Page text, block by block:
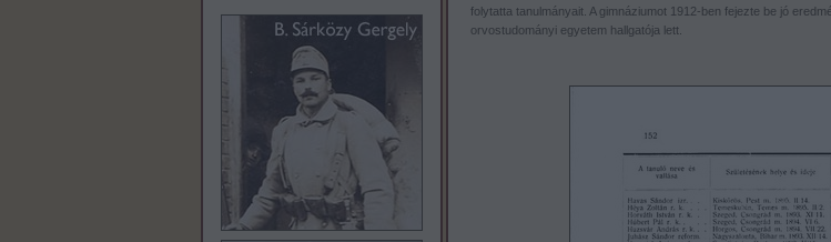
folytatta tanulmányait. A gimnáziumot 1912-ben fejezte be jó
orvostudományi egyetem hallgatója lett.